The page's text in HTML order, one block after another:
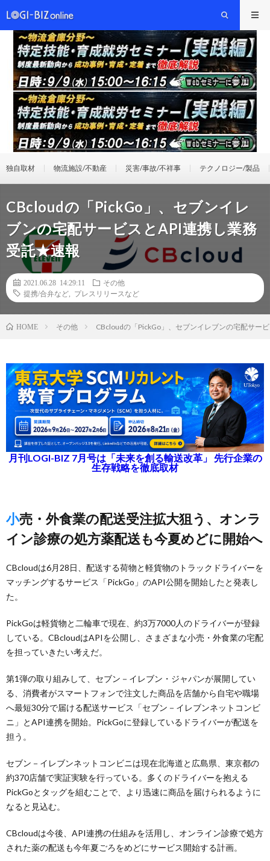
独自取材 物流施設/不動産 災害/事故/不祥事 テクノロジー/製品
CBcloudの「PickGo」、セブンイレ
ブンの宅配サービスとAPI連携し業務
受託★速報
2021.06.28 14:29:11
その他
提携/合弁など
プレスリリースなど
HOME その他 CBcloudの「PickGo」、セブンイレブンの宅配サー
月刊LOGI-BIZ 7月号は「未来を創る輸送改革」 先行企業の
生存戦略を徹底取材
小売・外食業の配送受注拡大狙う、オンラ
イン診療の処方薬配送も今夏めどに開始へ
CBcloudは6月28日、配送する荷物と軽貨物のトラックドライバーを
マッチングするサービス「PickGo」のAPI公開を開始したと発表し
た。
PickGoは軽貨物と二輪車で現在、約3万7000人のドライバーが登録
している。CBcloudはAPIを公開し、さまざまな小売・外食業の宅配
を担っていきたい考えだ。
第1弾の取り組みして、セブン－イレブン・ジャパンが展開してい
る、消費者がスマートフォンで注文した商品を店舗から自宅や職場
へ最短30分で届ける配送サービス「セブン－イレブンネットコンビ
ニ」とAPI連携を開始。PickGoに登録しているドライバーが配送を
担う。
セブン－イレブンネットコンビニは現在北海道と広島県、東京都の
約370店舗で実証実験を行っている。多くのドライバーを抱える
PickGoとタッグを組むことで、より迅速に商品を届けられるように
なると見込む。
CBcloudは今後、API連携の仕組みを活用し、オンライン診療で処方
された薬の配送も今年夏ごろをめどにサービス開始する計画。